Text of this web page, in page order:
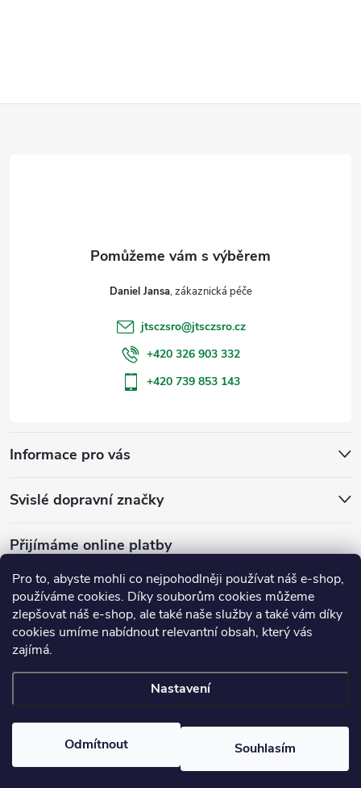
Pro to, abyste mohli co nejpohodlněji používat náš e-shop,
používáme cookies. Díky souborům cookies můžeme
zlepšovat náš e-shop, ale také naše služby a také vám díky
cookies umíme nabídnout relevantní obsah, který vás
zajímá.
Nastavení
Odmítnout Souhlasím
Informace pro vás
Svislé dopravní značky
Přijímáme online platby
Daniel Jansa
jtsczsro@jtsczsro.cz
+420 326 903 332
+420 739 853 143
Upravit nastavení cookies